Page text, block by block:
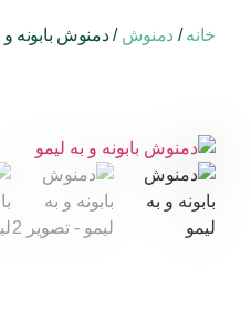
خانه/ دمنوش / دمنوش بابونه و